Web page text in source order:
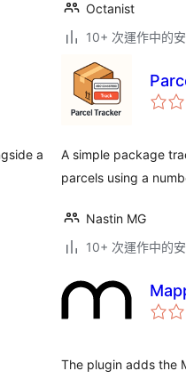
Octanist
10+ 次運作中的
a
A simple package
parcels using a
Nastin MG
10+ 次運作中的
The plugin adds the